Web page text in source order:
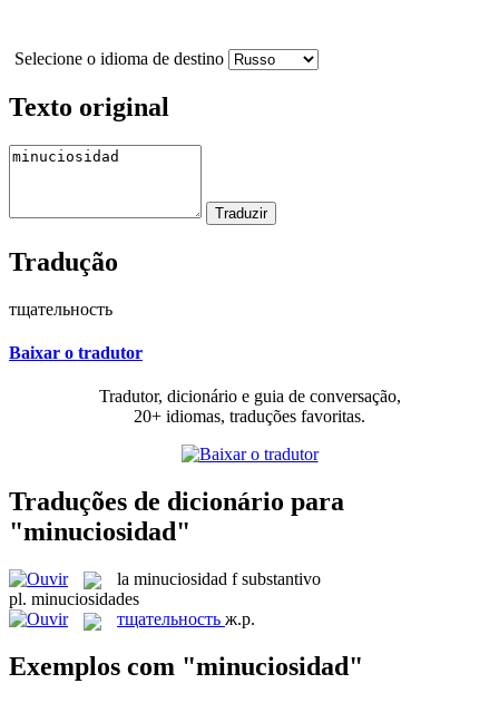
Selecione o idioma de destino
Texto original
Tradução
тщательность
Baixar o tradutor
Tradutor, dicionário e guia de conversação,
20+ idiomas, traduções favoritas.
Traduções de dicionário para
"minuciosidad"
la minuciosidad f substantivo
pl. minuciosidades
тщательность ж.р.
Exemplos com "minuciosidad"